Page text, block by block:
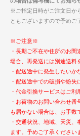
※ご指定日時がご注文日か
ともございますので予めご
※ご注意※
・長期ご不在や住所のお
場合、再発送には別途送料
・配送途中に発生したいか
・配送途中での破損や紛失
・代金引換サービスはご利
・お荷物のお問い合わせ
も届かない場合は、お手数
・交通状況、地域、天災
ます。予めご了承ください